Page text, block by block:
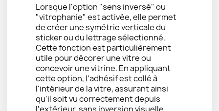
Lorsque l'option "sens inversé" ou
"vitrophanie" est activée, elle permet
de créer une symétrie verticale du
sticker ou du lettrage sélectionné.
Cette fonction est particulièrement
utile pour décorer une vitre ou
concevoir une vitrine. En appliquant
cette option, l'adhésif est collé à
l'intérieur de la vitre, assurant ainsi
qu'il soit vu correctement depuis